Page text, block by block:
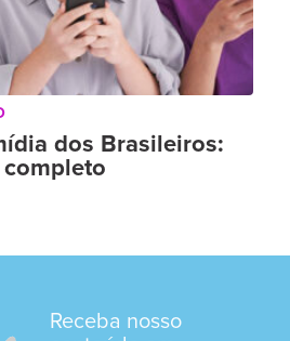
dos Brasileiros:
Receba nosso